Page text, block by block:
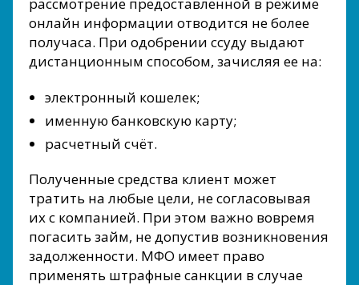
онлайн информации отводится не более
получаса. При одобрении ссуду выдают
дистанционным способом, зачисляя ее на:
электронный кошелек;
именную банковскую карту;
расчетный счёт.
Полученные средства клиент может
тратить на любые цели, не согласовывая
их с компанией. При этом важно вовремя
погасить займ, не допустив возникновения
задолженности. МФО имеет право
применять штрафные санкции в случае